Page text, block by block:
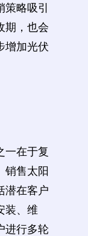
略吸引
期，也会
增加光伏
一在于复
销售太阳
潜在客户
装、维
进行多轮